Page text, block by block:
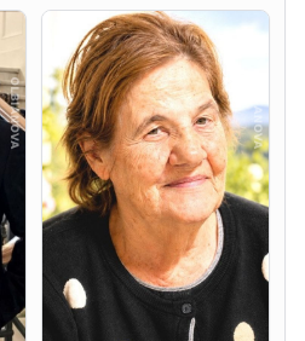
Maria Antonietta Orrù
ved. Peddio
5 agosto 2026